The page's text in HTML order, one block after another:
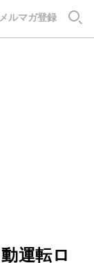
メルマガ登録
運転ロ